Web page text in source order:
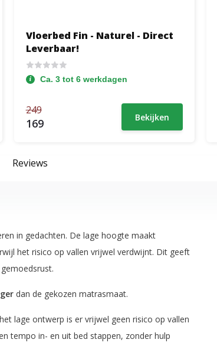
Vloerbed Fin - Naturel - Direct
Leverbaar!
Ca. 3 tot 6 werkdagen
249
169 Bekijken
Reviews
in gedachten. De lage hoogte maakt
het risico op vallen vrijwel verdwijnt. Dit geeft
dan de gekozen matrasmaat.
lage ontwerp is er vrijwel geen risico op vallen
tempo in- en uit bed stappen, zonder hulp